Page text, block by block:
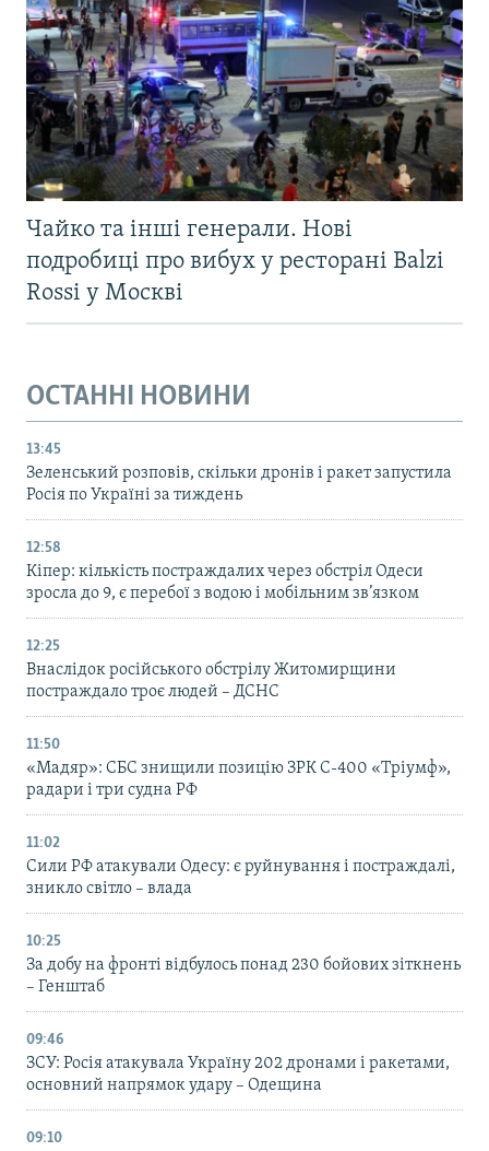
Чайко та інші генерали. Нові
подробиці про вибух у ресторані Balzi
Rossi у Москві
ОСТАННІ НОВИНИ
13:45
Зеленський розповів, скільки дронів і ракет запустила
Росія по Україні за тиждень
12:58
Кіпер: кількість постраждалих через обстріл Одеси
зросла до 9, є перебої з водою і мобільним зв’язком
12:25
Внаслідок російського обстрілу Житомирщини
постраждало троє людей – ДСНС
11:50
«Мадяр»: СБС знищили позицію ЗРК С-400 «Тріумф»,
радари і три судна РФ
11:02
Сили РФ атакували Одесу: є руйнування і постраждалі,
зникло світло – влада
10:25
За добу на фронті відбулось понад 230 бойових зіткнень
– Генштаб
09:46
ЗСУ: Росія атакувала Україну 202 дронами і ракетами,
основний напрямок удару – Одещина
09:10